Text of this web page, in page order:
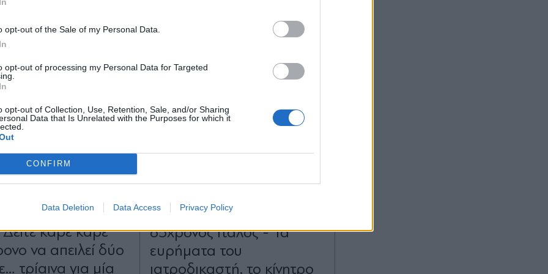
opt-out of the Sale of my Personal Data.
opt-out of processing my Personal Data for Targeted
opt-out of Collection, Use, Retention, Sale, and/or Sharing
Data that Is Unrelated with the Purposes for which it
CONFIRM
Data Deletion Data Access Privacy Policy
20.06.2026 18:30
NEWSROOM
του
Δείτε καρέ καρέ
να απειλεί δύο
τρίαινα για μία
αγαπάω", δηλώνει ο
65χρονος Ιταλός - Τα
ευρήματα του
ιατροδικαστή, το κίνητρο
Αποδέχομαι τουςόρους χρήσης